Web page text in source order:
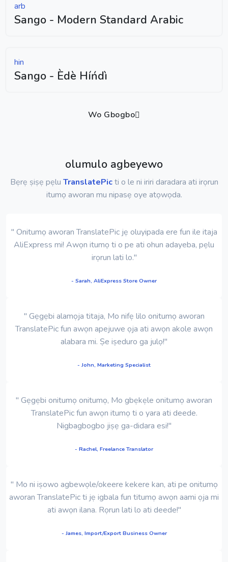
arb
Sango - Modern Standard Arabic
hin
Sango - Èdè Híńdì
Wo Gbogbo
olumulo agbeyewo
Bẹrẹ ṣiṣẹ pẹlu TranslatePicti o le ni iriri daradara ati irọrun
itumọ aworan mu nipasẹ oye atọwọda.
" Onitumọ aworan TranslatePic jẹ oluyipada ere fun ile itaja
AliExpress mi! Awọn itumọ ti o pe ati ohun adayeba, pẹlu
irọrun lati lo."
- Sarah, AliExpress Store Owner
" Gẹgẹbi alamọja titaja, Mo nifẹ lilo onitumọ aworan
TranslatePic fun awọn apejuwe ọja ati awọn akole awọn
alabara mi. Ṣe iṣeduro ga julọ!"
- John, Marketing Specialist
" Gẹgẹbi onitumọ onitumọ, Mo gbẹkẹle onitumọ aworan
TranslatePic fun awọn itumọ ti o yara ati deede.
Nigbagbogbo jiṣẹ ga-didara esi!"
- Rachel, Freelance Translator
" Mo ni iṣowo agbewọle/okeere kekere kan, ati pe onitumọ
aworan TranslatePic ti jẹ igbala fun titumọ awọn aami ọja mi
ati awọn ilana. Rọrun lati lo ati deede!"
- James, Import/Export Business Owner